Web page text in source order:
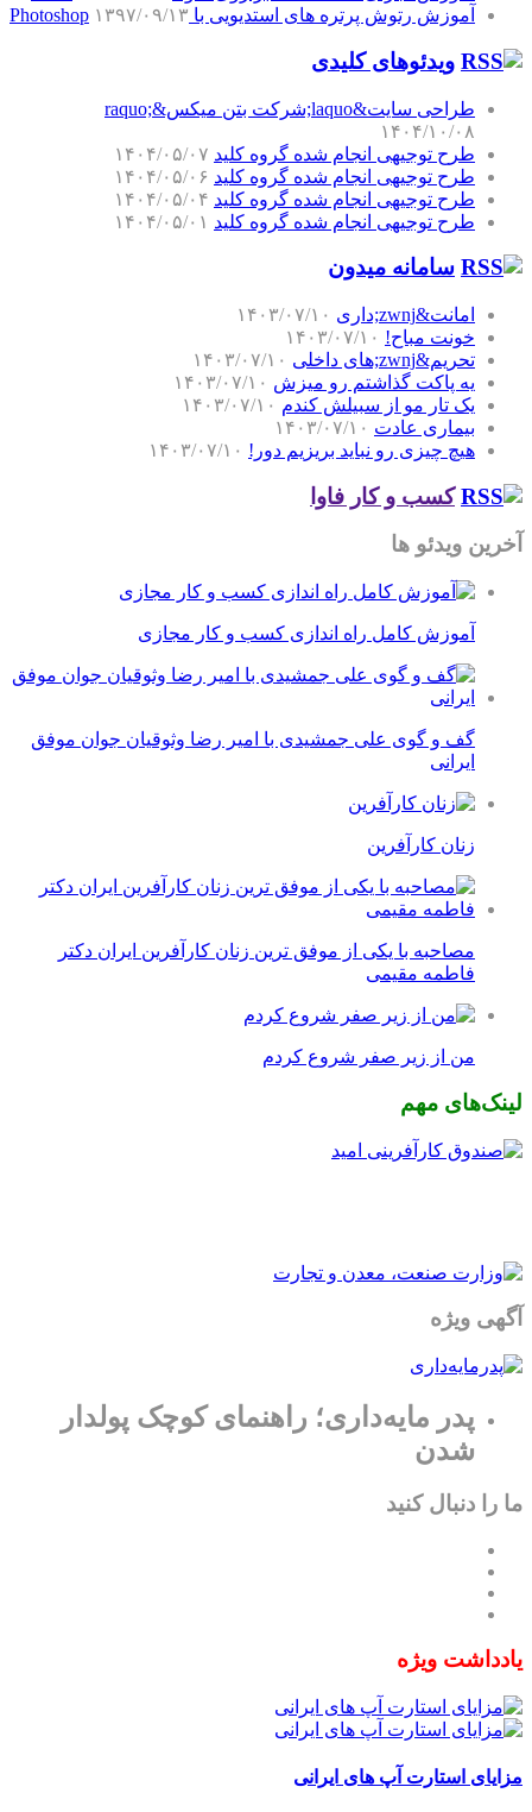
آموزش رتوش پرتره های استدیویی با Photoshop ۱۳۹۷/۰۹/۱۳
ویدئوهای کلیدی
طراحی سایت&laquo;شرکت بتن میکس&raquo;
۱۴۰۴/۱۰/۰۸
طرح توجیهی انجام شده گروه کلید ۱۴۰۴/۰۵/۰۷
طرح توجیهی انجام شده گروه کلید ۱۴۰۴/۰۵/۰۶
طرح توجیهی انجام شده گروه کلید ۱۴۰۴/۰۵/۰۴
طرح توجیهی انجام شده گروه کلید ۱۴۰۴/۰۵/۰۱
سامانه میدون
امانت&zwnj;داری
۱۴۰۳/۰۷/۱۰
خونت مباح! ۱۴۰۳/۰۷/۱۰
تحریم&zwnj;های داخلی
۱۴۰۳/۰۷/۱۰
یه پاکت گذاشتم رو میزش ۱۴۰۳/۰۷/۱۰
یک تار مو از سبیلش کندم ۱۴۰۳/۰۷/۱۰
بیماری عادت ۱۴۰۳/۰۷/۱۰
هیچ چیزی رو نباید بریزیم دور! ۱۴۰۳/۰۷/۱۰
کسب و کار فاوا
آخرین ویدئو ها
آموزش کامل راه اندازی کسب و کار مجازی
گف و گوی علی جمشیدی با امیر رضا وثوقیان جوان موفق
ایرانی
زنان کارآفرین
مصاحبه با یکی از موفق ترین زنان کارآفرین ایران دکتر
فاطمه مقیمی
من از زیر صفر شروع کردم
لینک‌های مهم
آگهی ویژه
پدر مایه‌داری؛ راهنمای کوچک پولدار
شدن
ما را دنبال کنید
یادداشت ویژه
مزایای استارت آپ های ایرانی